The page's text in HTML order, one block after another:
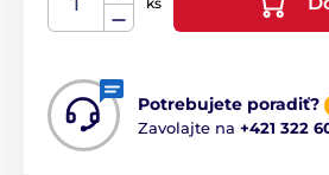
Potrebujete poradiť?
Zavolajte na +421 322